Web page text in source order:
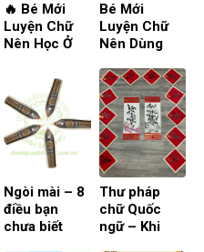
🔥 Bé Mới
Luyện Chữ
Nên Học Ở
Lớp? Phụ
Huynh Cần
Biết !!!
Bé Mới
Luyện Chữ
Nên Dùng
Được Hay
Không Xóa
Được? Bé
mới học viết !
Ngòi mài – 8
điều bạn
chưa biết
Thư pháp
chữ Quốc
ngữ – Khi